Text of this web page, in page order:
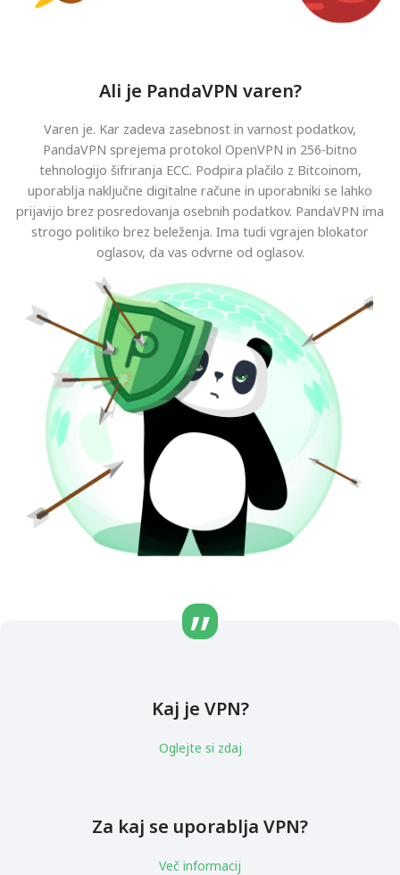
Ali je PandaVPN varen?
Varen je. Kar zadeva zasebnost in varnost podatkov,
PandaVPN sprejema protokol OpenVPN in 256-bitno
tehnologijo šifriranja ECC. Podpira plačilo z Bitcoinom,
uporablja naključne digitalne račune in uporabniki se lahko
prijavijo brez posredovanja osebnih podatkov. PandaVPN ima
strogo politiko brez beleženja. Ima tudi vgrajen blokator
oglasov, da vas odvrne od oglasov.
Kaj je VPN?
Oglejte si zdaj
Za kaj se uporablja VPN?
Več informacij